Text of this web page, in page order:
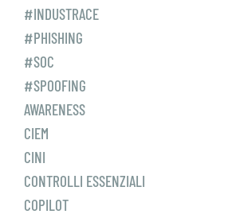
#INDUSTRACE
#PHISHING
#SOC
#SPOOFING
AWARENESS
CIEM
CINI
CONTROLLI ESSENZIALI
COPILOT